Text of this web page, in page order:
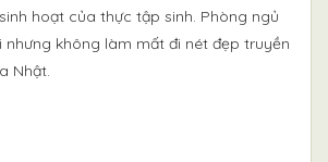
hoạt của thực tập sinh. Phòng ngủ
nhưng không làm mất đi nét đẹp truyền
Nhật.